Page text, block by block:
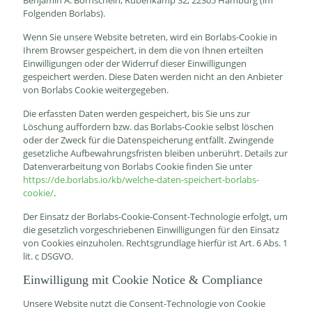
Folgenden Borlabs).
Wenn Sie unsere Website betreten, wird ein Borlabs-Cookie in
Ihrem Browser gespeichert, in dem die von Ihnen erteilten
Einwilligungen oder der Widerruf dieser Einwilligungen
gespeichert werden. Diese Daten werden nicht an den Anbieter
von Borlabs Cookie weitergegeben.
Die erfassten Daten werden gespeichert, bis Sie uns zur
Löschung auffordern bzw. das Borlabs-Cookie selbst löschen
oder der Zweck für die Datenspeicherung entfällt. Zwingende
gesetzliche Aufbewahrungsfristen bleiben unberührt. Details zur
Datenverarbeitung von Borlabs Cookie finden Sie unter
https://de.borlabs.io/kb/welche-daten-speichert-borlabs-
cookie/.
Der Einsatz der Borlabs-Cookie-Consent-Technologie erfolgt, um
die gesetzlich vorgeschriebenen Einwilligungen für den Einsatz
von Cookies einzuholen. Rechtsgrundlage hierfür ist Art. 6 Abs. 1
lit. c DSGVO.
Einwilligung mit Cookie Notice & Compliance
Unsere Website nutzt die Consent-Technologie von Cookie